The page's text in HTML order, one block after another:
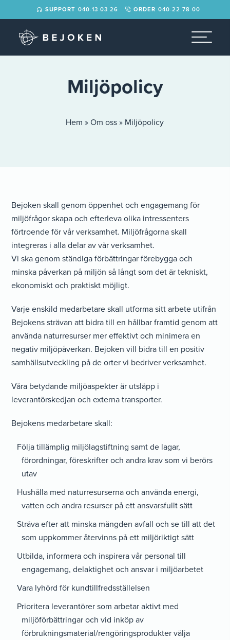
SUPPORT 040-13 03 26 ORDER 040-22 78 00
Miljöpolicy
Hem »Om oss» Miljöpolicy
Bejoken skall genom öppenhet och engagemang för
miljöfrågor skapa och efterleva olika intressenters
förtroende för vår verksamhet. Miljöfrågorna skall
integreras i alla delar av vår verksamhet.
Vi ska genom ständiga förbättringar förebygga och
minska påverkan på miljön så långt som det är tekniskt,
ekonomiskt och praktiskt möjligt.
Varje enskild medarbetare skall utforma sitt arbete utifrån
Bejokens strävan att bidra till en hållbar framtid genom att
använda naturresurser mer effektivt och minimera en
negativ miljöpåverkan. Bejoken vill bidra till en positiv
samhällsutveckling på de orter vi bedriver verksamhet.
Våra betydande miljöaspekter är utsläpp i
leverantörskedjan och externa transporter.
Bejokens medarbetare skall:
Följa tillämplig miljölagstiftning samt de lagar,
förordningar, föreskrifter och andra krav som vi berörs
utav
Hushålla med naturresurserna och använda energi,
vatten och andra resurser på ett ansvarsfullt sätt
Sträva efter att minska mängden avfall och se till att det
som uppkommer återvinns på ett miljöriktigt sätt
Utbilda, informera och inspirera vår personal till
engagemang, delaktighet och ansvar i miljöarbetet
Vara lyhörd för kundtillfredsställelsen
Prioritera leverantörer som arbetar aktivt med
miljöförbättringar och vid inköp av
förbrukningsmaterial/rengöringsprodukter välja